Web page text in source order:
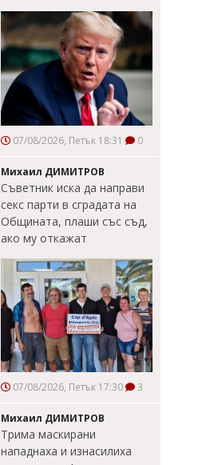
07/08/2026, Петък 18:31 0
Михаил ДИМИТРОВ
Съветник иска да направи
секс парти в сградата на
Общината, плаши със съд,
ако му откажат
07/08/2026, Петък 17:30 3
Михаил ДИМИТРОВ
Трима маскирани
нападнаха и изнасилиха